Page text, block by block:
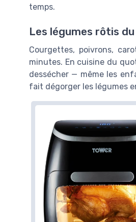
temps.
Les légumes rôtis
Courgettes, poivrons,
minutes. En cuisine du
dessécher — même les
fait dégorger les légumes